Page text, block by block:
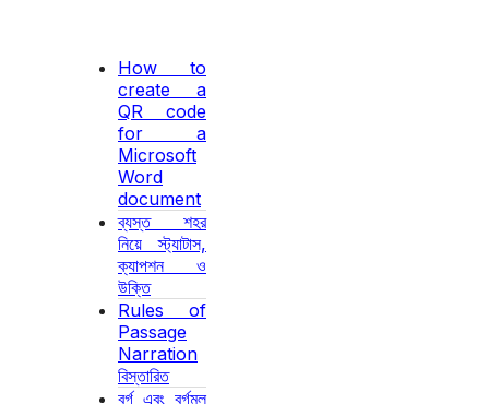
How to
create a
QR code
for a
Microsoft
Word
document
ব্যস্ত শহর
নিয়ে স্ট্যাটাস,
ক্যাপশন ও
উক্তি
Rules of
Passage
Narration
বিস্তারিত
বর্গ এবং বর্গমূল